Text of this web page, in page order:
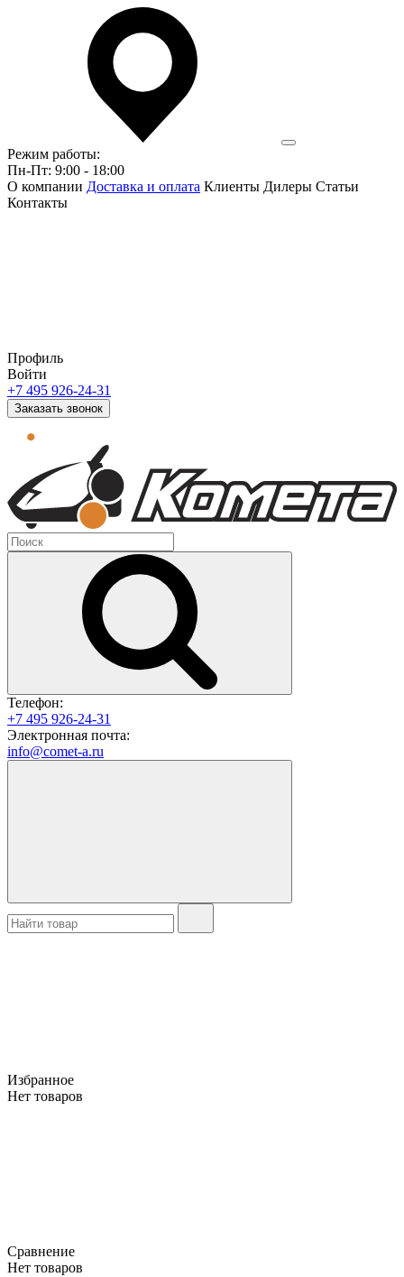
Режим работы:
Пн-Пт: 9:00 - 18:00
О компании Доставка и оплата Клиенты Дилеры Статьи
Контакты
Профиль
Войти
+7 495 926-24-31
Заказать звонок
Телефон:
+7 495 926-24-31
Электронная почта:
info@comet-a.ru
Избранное
Нет товаров
Сравнение
Нет товаров